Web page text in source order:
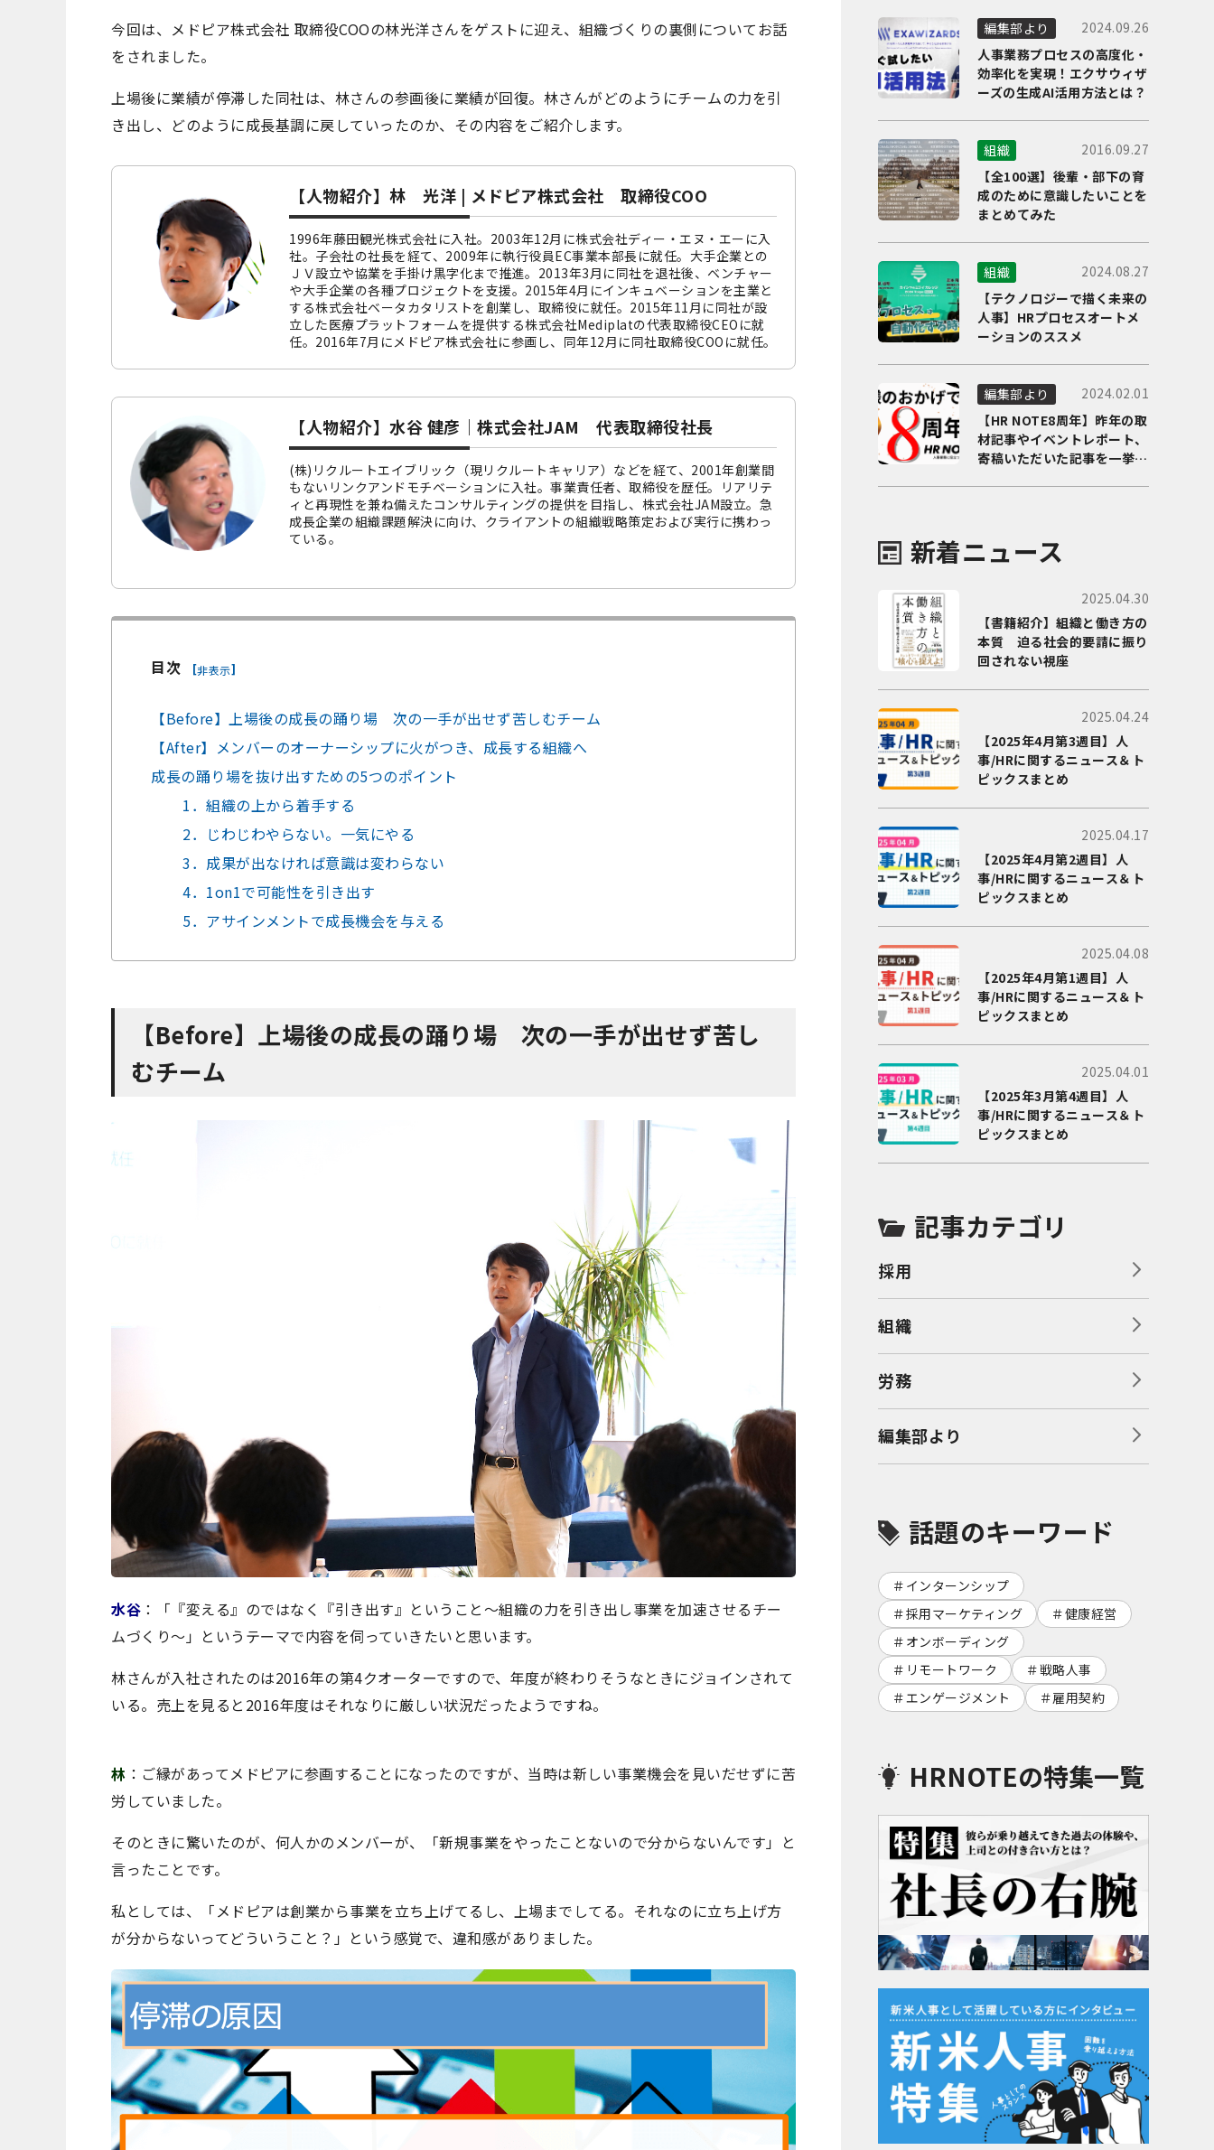
今回は、メドピア株式会社 取締役COOの林光洋さんをゲストに迎え、組織づくりの裏側についてお話
をされました。
上場後に業績が停滞した同社は、林さんの参画後に業績が回復。林さんがどのようにチームの力を引
き出し、どのように成長基調に戻していったのか、その内容をご紹介します。
【人物紹介】林 光洋 | メドピア株式会社 取締役COO
1996年藤田観光株式会社に入社。2003年12月に株式会社ディー・エヌ・エーに入
社。子会社の社長を経て、2009年に執行役員EC事業本部長に就任。大手企業との
ＪＶ設立や協業を手掛け黒字化まで推進。2013年3月に同社を退社後、ベンチャー
や大手企業の各種プロジェクトを支援。2015年4月にインキュベーションを主業と
する株式会社ベータカタリストを創業し、取締役に就任。2015年11月に同社が設
立した医療プラットフォームを提供する株式会社Mediplatの代表取締役CEOに就
任。2016年7月にメドピア株式会社に参画し、同年12月に同社取締役COOに就任。
【人物紹介】水谷 健彦｜株式会社JAM 代表取締役社長
(株)リクルートエイブリック（現リクルートキャリア）などを経て、2001年創業間
もないリンクアンドモチベーションに入社。事業責任者、取締役を歴任。リアリテ
ィと再現性を兼ね備えたコンサルティングの提供を目指し、株式会社JAM設立。急
成長企業の組織課題解決に向け、クライアントの組織戦略策定および実行に携わっ
ている。
目次 [非表示]
【Before】上場後の成長の踊り場 次の一手が出せず苦しむチーム
【After】メンバーのオーナーシップに火がつき、成長する組織へ
成長の踊り場を抜け出すための5つのポイント
1．組織の上から着手する
2．じわじわやらない。一気にやる
3．成果が出なければ意識は変わらない
4．1on1で可能性を引き出す
5．アサインメントで成長機会を与える
【Before】上場後の成長の踊り場 次の一手が出せず苦し
むチーム
水谷 ：「『変える』のではなく『引き出す』ということ～組織の力を引き出し事業を加速させるチー
ムづくり～」というテーマで内容を伺っていきたいと思います。
林さんが入社されたのは2016年の第4クオーターですので、年度が終わりそうなときにジョインされて
いる。売上を見ると2016年度はそれなりに厳しい状況だったようですね。
林 ：ご縁があってメドピアに参画することになったのですが、当時は新しい事業機会を見いだせずに苦
労していました。
そのときに驚いたのが、何人かのメンバーが、「新規事業をやったことないので分からないんです」と
言ったことです。
私としては、「メドピアは創業から事業を立ち上げてるし、上場までしてる。それなのに立ち上げ方
が分からないってどういうこと？」という感覚で、違和感がありました。
編集部より
2024.09.26
人事業務プロセスの高度化・
効率化を実現！エクサウィザ
ーズの生成AI活用方法とは？
組織
2016.09.27
【全100選】後輩・部下の育
成のために意識したいことを
まとめてみた
組織
2024.08.27
【テクノロジーで描く未来の
人事】HRプロセスオートメ
ーションのススメ
編集部より
2024.02.01
【HR NOTE8周年】昨年の取
材記事やイベントレポート、
寄稿いただいた記事を一挙に
新着ニュース
2025.04.30
【書籍紹介】組織と働き方の
本質 迫る社会的要請に振り
回されない視座
2025.04.24
【2025年4月第3週目】人
事/HRに関するニュース＆ト
ピックスまとめ
2025.04.17
【2025年4月第2週目】人
事/HRに関するニュース＆ト
ピックスまとめ
2025.04.08
【2025年4月第1週目】人
事/HRに関するニュース＆ト
ピックスまとめ
2025.04.01
【2025年3月第4週目】人
事/HRに関するニュース＆ト
ピックスまとめ
記事カテゴリ
採用
組織
労務
編集部より
話題のキーワード
インターンシップ
採用マーケティング
健康経営
オンボーディング
リモートワーク
戦略人事
エンゲージメント
雇用契約
HRNOTEの特集一覧